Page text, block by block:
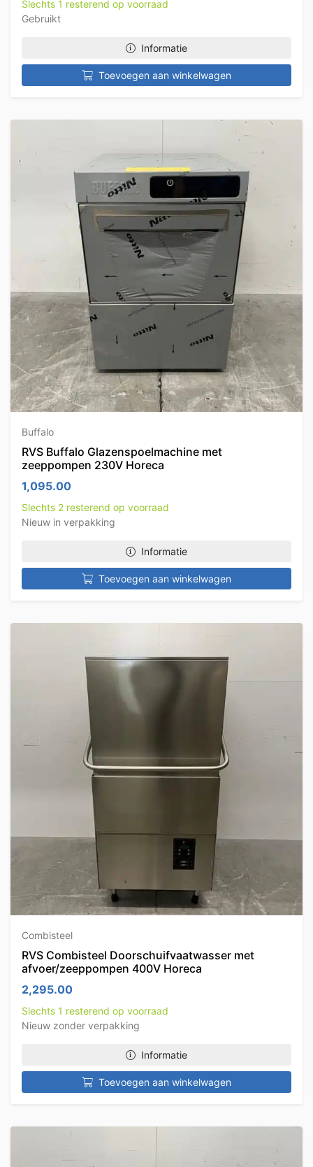
Slechts 1 resterend op voorraad
Gebruikt
Informatie
Toevoegen aan winkelwagen
Buffalo
RVS Buffalo Glazenspoelmachine met
zeeppompen 230V Horeca
1,095.00
Slechts 2 resterend op voorraad
Nieuw in verpakking
Informatie
Toevoegen aan winkelwagen
Combisteel
RVS Combisteel Doorschuifvaatwasser met
afvoer/zeeppompen 400V Horeca
2,295.00
Slechts 1 resterend op voorraad
Nieuw zonder verpakking
Informatie
Toevoegen aan winkelwagen